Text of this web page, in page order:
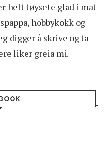
helt tøysete glad i mat
hobbykokk og
digger å skrive og ta
liker greia mi.